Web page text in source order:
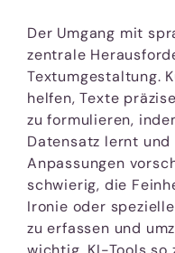
Der Umgang mit
zentrale
Textumgestaltung.
helfen, Texte
zu formulieren,
Datensatz lernt
Anpassungen
schwierig, die
Ironie oder
zu erfassen und